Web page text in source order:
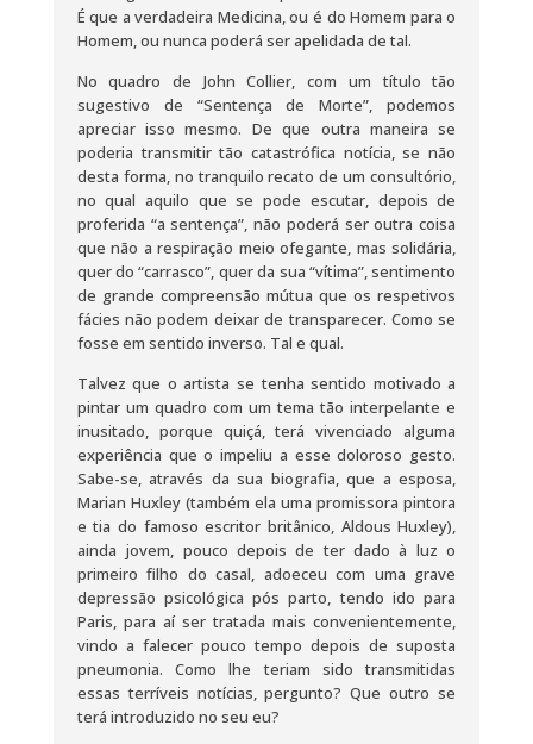
É que a verdadeira Medicina, ou é do Homem para o
Homem, ou nunca poderá ser apelidada de tal.
No quadro de John Collier, com um título tão
sugestivo de “Sentença de Morte”, podemos
apreciar isso mesmo. De que outra maneira se
poderia transmitir tão catastrófica notícia, se não
desta forma, no tranquilo recato de um consultório,
no qual aquilo que se pode escutar, depois de
proferida “a sentença”, não poderá ser outra coisa
que não a respiração meio ofegante, mas solidária,
quer do “carrasco”, quer da sua “vítima”, sentimento
de grande compreensão mútua que os respetivos
fácies não podem deixar de transparecer. Como se
fosse em sentido inverso. Tal e qual.
Talvez que o artista se tenha sentido motivado a
pintar um quadro com um tema tão interpelante e
inusitado, porque quiçá, terá vivenciado alguma
experiência que o impeliu a esse doloroso gesto.
Sabe-se, através da sua biografia, que a esposa,
Marian Huxley (também ela uma promissora pintora
e tia do famoso escritor britânico, Aldous Huxley),
ainda jovem, pouco depois de ter dado à luz o
primeiro filho do casal, adoeceu com uma grave
depressão psicológica pós parto, tendo ido para
Paris, para aí ser tratada mais convenientemente,
vindo a falecer pouco tempo depois de suposta
pneumonia. Como lhe teriam sido transmitidas
essas terríveis notícias, pergunto? Que outro se
terá introduzido no seu eu?